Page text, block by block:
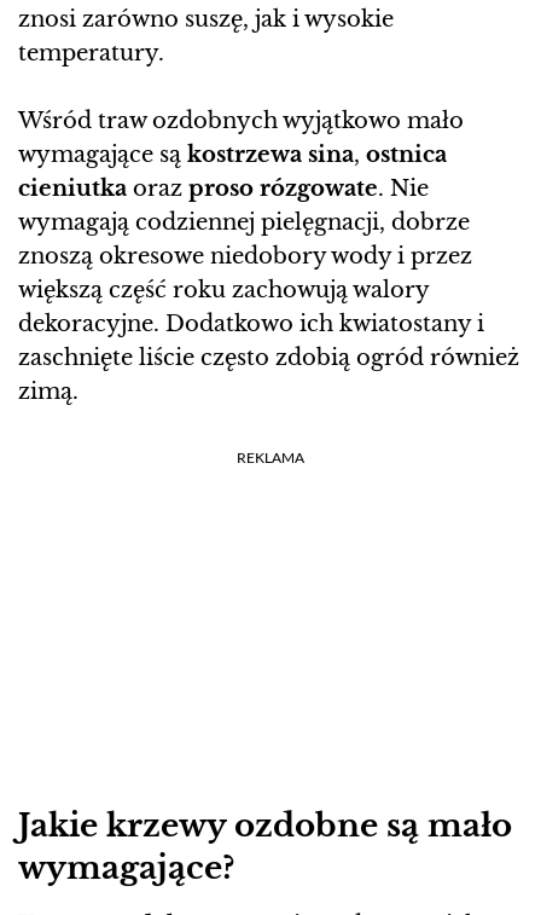
znosi zarówno suszę, jak i wysokie
temperatury.
Wśród traw ozdobnych wyjątkowo mało
wymagające są kostrzewa sina, ostnica
cieniutka oraz proso rózgowate. Nie
wymagają codziennej pielęgnacji, dobrze
znoszą okresowe niedobory wody i przez
większą część roku zachowują walory
dekoracyjne. Dodatkowo ich kwiatostany i
zaschnięte liście często zdobią ogród również
zimą.
REKLAMA
Jakie krzewy ozdobne są mało
wymagające?